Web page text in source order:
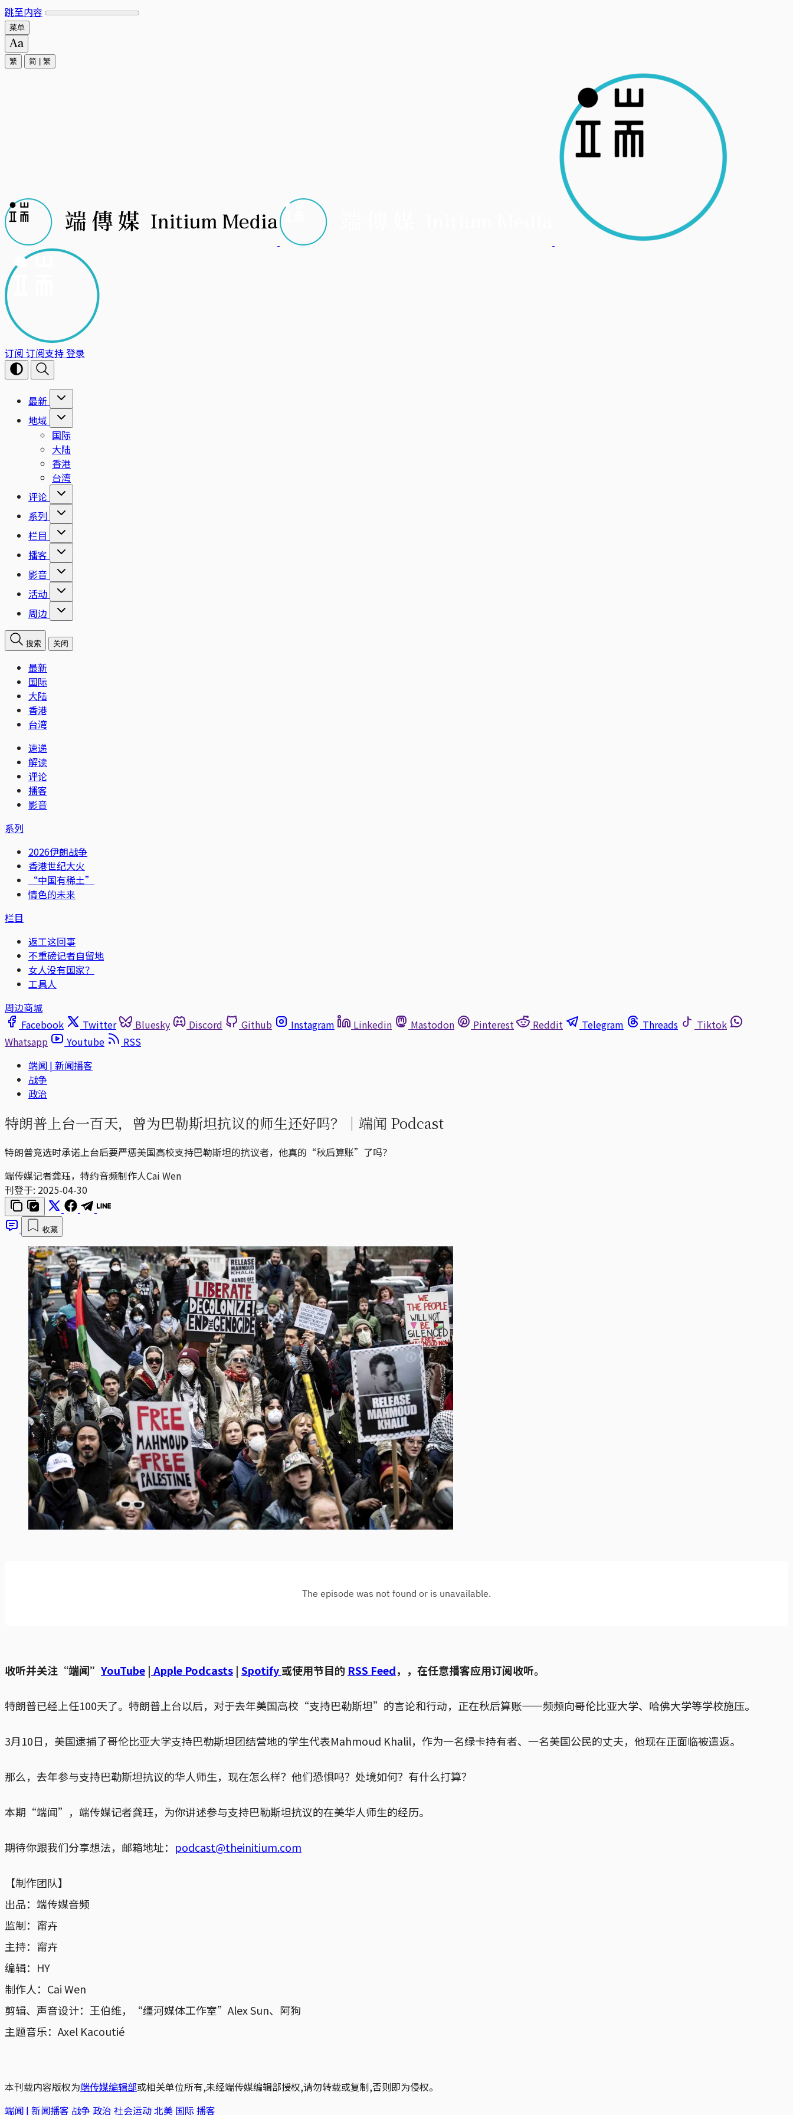
跳至内容
菜单
繁 简 繁
订阅 订阅支持登录
最新
地域
国际
大陆
香港
台湾
评论
系列
栏目
播客
影音
活动
周边
搜索 关闭
最新
国际
大陆
香港
台湾
速递
解读
评论
播客
影音
系列
2026伊朗战争
香港世纪大火
“中国有稀土”
情色的未来
栏目
返工这回事
不重磅记者自留地
女人没有国家？
工具人
周边商城
Facebook
Twitter Bluesky Discord Github Instagram Linkedin Mastodon Pinterest Reddit Telegram Threads
Tiktok
Whatsapp
Youtube
RSS
端闻 | 新闻播客
战争
政治
特朗普上台一百天，曾为巴勒斯坦抗议的师生还好吗？｜端闻 Podcast
特朗普竞选时承诺上台后要严惩美国高校支持巴勒斯坦的抗议者，他真的“秋后算账”了吗？
端传媒记者龚珏，特约音频制作人Cai Wen
刊登于: 2025-04-30
收藏
收听并关注“端闻” YouTube | Apple Podcasts | Spotify或使用节目的 RSS Feed，，在任意播客应用订阅收听。
特朗普已经上任100天了。特朗普上台以后，对于去年美国高校“支持巴勒斯坦”的言论和行动，正在秋后算账——频频向哥伦比亚大学、哈佛大学等学校施压。
3月10日，美国逮捕了哥伦比亚大学支持巴勒斯坦团结营地的学生代表Mahmoud Khalil，作为一名绿卡持有者、一名美国公民的丈夫，他现在正面临被遣返。
那么，去年参与支持巴勒斯坦抗议的华人师生，现在怎么样？他们恐惧吗？处境如何？有什么打算？
本期“端闻”，端传媒记者龚珏，为你讲述参与支持巴勒斯坦抗议的在美华人师生的经历。
期待你跟我们分享想法，邮箱地址： podcast@theinitium.com
【制作团队】
出品：端传媒音频
监制：甯卉
主持：甯卉
编辑：HY
制作人：Cai Wen
剪辑、声音设计：王伯维，“缰河媒体工作室”Alex Sun、阿狗
主题音乐：Axel Kacoutié
本刊载内容版权为端传媒编辑部或相关单位所有,未经端传媒编辑部授权,请勿转载或复制,否则即为侵权。
端闻 | 新闻播客 战争 政治 社会运动北美 国际播客